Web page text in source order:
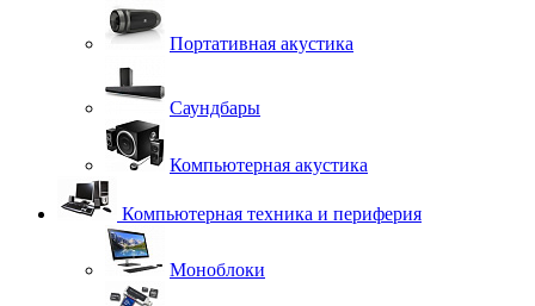
Портативная акустика
Саундбары
Компьютерная акустика
Компьютерная техника и периферия
Моноблоки